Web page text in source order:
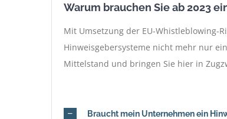
Warum brauchen Sie ab 2023
Mit Umsetzung der EU-Whistleblowing-
Hinweisgebersysteme nicht mehr nur
Mittelstand und bringen Sie hier in
Braucht mein Unternehmen ein